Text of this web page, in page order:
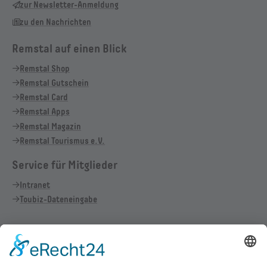
zur Newsletter-Anmeldung
zu den Nachrichten
Remstal auf einen Blick
Remstal Shop
Remstal Gutschein
Remstal Card
Remstal Apps
Remstal Magazin
Remstal Tourismus e.V.
Service für Mitglieder
Intranet
Toubiz-Dateneingabe
Vertrag widerrufen